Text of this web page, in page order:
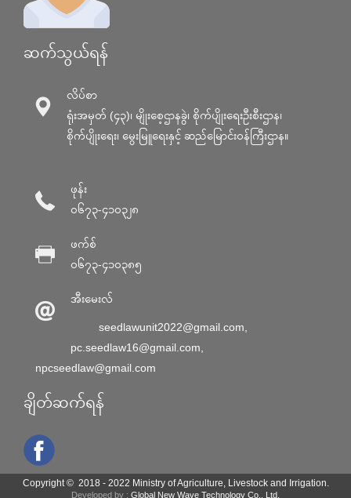
ဆက်သွယ်ရန်
လိပ်စာ
ရုံးအမှတ် (၄၃)၊ မျိုးစေ့ဌာနခွဲ၊ စိုက်ပျိုးရေးဦးစီးဌာန၊
စိုက်ပျိုးရေး၊ မွေးမြူရေးနှင့် ဆည်မြောင်း၀န်ကြီးဌာန။
ဖုန်း
၀၆၇၃-၄၁၀၃၂၈
ဖက်စ်
၀၆၇၃-၄၁၀၃၈၅
အီးမေးလ်
seedlawunit2022@gmail.com
pc.seedlaw16@gmail.com
npcseedlaw@gmail.com
ချိတ်ဆက်ရန်
Copyright © 2018 - 2022 Ministry of Agriculture, Livestock and Irrigation.
Developed by : Global New Wave Technology Co., Ltd.